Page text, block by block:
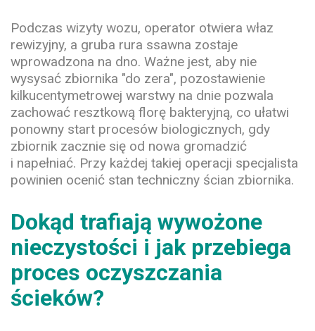
Podczas wizyty wozu, operator otwiera właz
rewizyjny, a gruba rura ssawna zostaje
wprowadzona na dno. Ważne jest, aby nie
wysysać zbiornika "do zera", pozostawienie
kilkucentymetrowej warstwy na dnie pozwala
zachować resztkową florę bakteryjną, co ułatwi
ponowny start procesów biologicznych, gdy
zbiornik zacznie się od nowa gromadzić
i napełniać. Przy każdej takiej operacji specjalista
powinien ocenić stan techniczny ścian zbiornika.
Dokąd trafiają wywożone
nieczystości i jak przebiega
proces oczyszczania
ścieków?